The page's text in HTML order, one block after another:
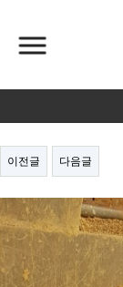
이전글 다음글